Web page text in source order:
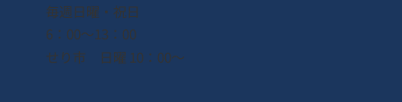
​毎週日曜・祝日
6：00〜13：00
せり市 日曜 10：00〜